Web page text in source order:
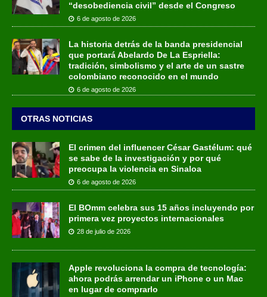
“desobediencia civil” desde el Congreso
6 de agosto de 2026
La historia detrás de la banda presidencial
que portará Abelardo De La Espriella:
tradición, simbolismo y el arte de un sastre
colombiano reconocido en el mundo
6 de agosto de 2026
OTRAS NOTICIAS
El crimen del influencer César Gastélum: qué
se sabe de la investigación y por qué
preocupa la violencia en Sinaloa
6 de agosto de 2026
El BOmm celebra sus 15 años incluyendo por
primera vez proyectos internacionales
28 de julio de 2026
Apple revoluciona la compra de tecnología:
ahora podrás arrendar un iPhone o un Mac
en lugar de comprarlo